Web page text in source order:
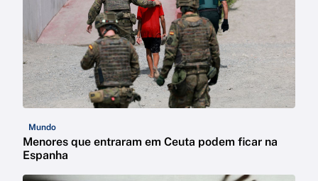
Mundo
Menores que entraram em Ceuta podem ficar na
Espanha